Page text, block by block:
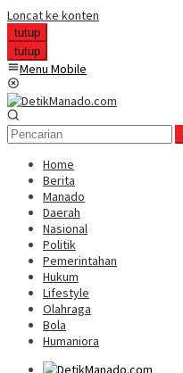
Loncat ke konten
tutup
tutup
Menu Mobile
Home
Berita
Manado
Daerah
Nasional
Politik
Pemerintahan
Hukum
Lifestyle
Olahraga
Bola
Humaniora